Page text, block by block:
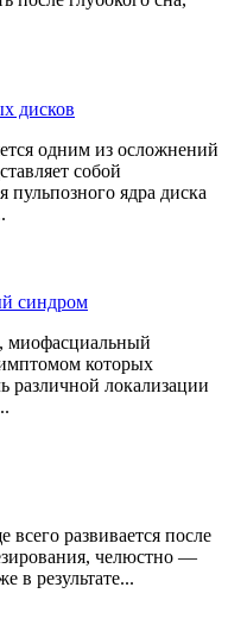
дисков
одним из осложнений
собой
ядра диска
синдром
миофасциальный
которых
различной локализации
развивается после
челюстно —
в результате...